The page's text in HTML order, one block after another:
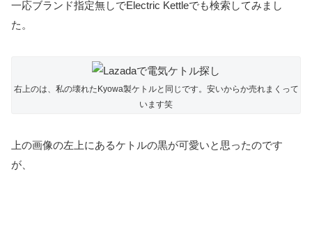
一応ブランド指定無しでElectric Kettleでも検索してみまし
た。
右上のは、私の壊れたKyowa製ケトルと同じです。安いからか売れまくって
います笑
上の画像の左上にあるケトルの黒が可愛いと思ったのです
が、